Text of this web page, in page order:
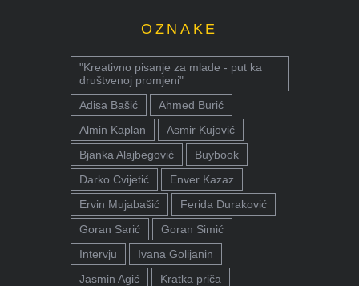
OZNAKE
"Kreativno pisanje za mlade - put ka
društvenoj promjeni"
Adisa Bašić
Ahmed Burić
Almin Kaplan
Asmir Kujović
Bjanka Alajbegović
Buybook
Darko Cvijetić
Enver Kazaz
Ervin Mujabašić
Ferida Duraković
Goran Sarić
Goran Simić
Intervju
Ivana Golijanin
Jasmin Agić
Kratka priča